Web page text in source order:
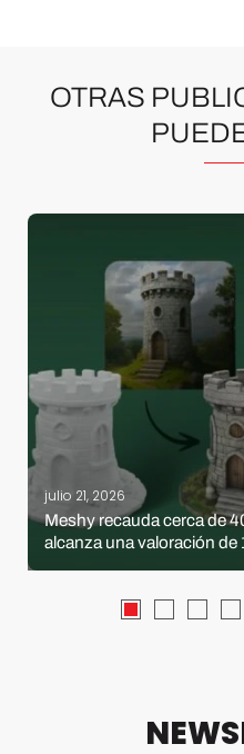
OTRAS
julio 21, 2026
Meshy recauda cerca de
alcanza una valoración de